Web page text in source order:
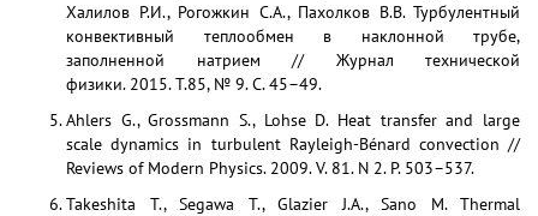
Халилов Р.И., Рогожкин С.А., Пахолков В.В. Турбулентный
конвективный теплообмен в наклонной трубе,
заполненной натрием // Журнал технической
физики. 2015. Т.85, № 9. С. 45–49.
Ahlers G., Grossmann S., Lohse D. Heat transfer and large
scale dynamics in turbulent Rayleigh-Bénard convection //
Reviews of Modern Physics. 2009. V. 81. N 2. P. 503–537.
Takeshita T., Segawa T., Glazier J.A., Sano M. Thermal